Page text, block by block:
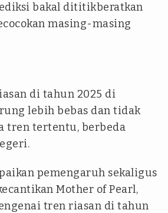
bakal dititikberatkan
masing-masing
di tahun 2025 di
lebih bebas dan tidak
tren tertentu, berbeda
pemengaruh sekaligus
Mother of Pearl,
tren riasan di tahun